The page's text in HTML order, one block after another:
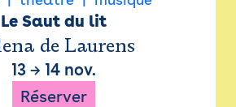
Le Saut du lit
de Laurens
13 → 14 nov.
Réserver